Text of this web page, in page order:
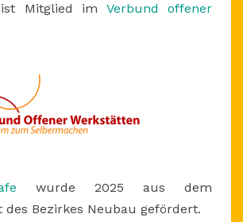
Mitglied im Verbund offener
wurde 2025 aus dem
Bezirkes Neubau gefördert.